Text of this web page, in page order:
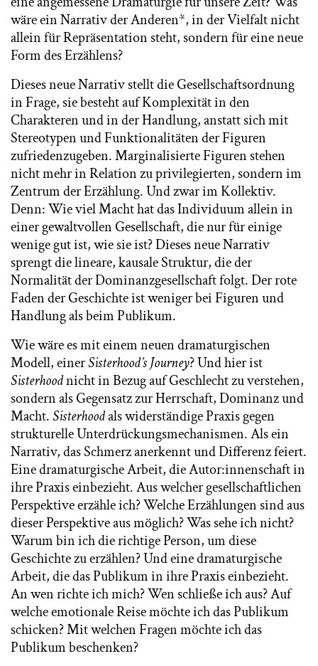
wäre ein Narrativ der Anderen*, in der Vielfalt nicht
allein für Repräsentation steht, sondern für eine neue
Form des Erzählens?
Dieses neue Narrativ stellt die Gesellschaftsordnung
in Frage, sie besteht auf Komplexität in den
Charakteren und in der Handlung, anstatt sich mit
Stereotypen und Funktionalitäten der Figuren
zufriedenzugeben. Marginalisierte Figuren stehen
nicht mehr in Relation zu privilegierten, sondern im
Zentrum der Erzählung. Und zwar im Kollektiv.
Denn: Wie viel Macht hat das Individuum allein in
einer gewaltvollen Gesellschaft, die nur für einige
wenige gut ist, wie sie ist? Dieses neue Narrativ
sprengt die lineare, kausale Struktur, die der
Normalität der Dominanzgesellschaft folgt. Der rote
Faden der Geschichte ist weniger bei Figuren und
Handlung als beim Publikum.
Wie wäre es mit einem neuen dramaturgischen
Modell, einerSisterhood’s Journey? Und hier ist
Sisterhoodnicht in Bezug auf Geschlecht zu verstehen,
sondern als Gegensatz zur Herrschaft, Dominanz und
Macht.Sisterhoodals widerständige Praxis gegen
strukturelle Unterdrückungsmechanismen. Als ein
Narrativ, das Schmerz anerkennt und Differenz feiert.
Eine dramaturgische Arbeit, die Autor:innenschaft in
ihre Praxis einbezieht. Aus welcher gesellschaftlichen
Perspektive erzähle ich? Welche Erzählungen sind aus
dieser Perspektive aus möglich? Was sehe ich nicht?
Warum bin ich die richtige Person, um diese
Geschichte zu erzählen? Und eine dramaturgische
Arbeit, die das Publikum in ihre Praxis einbezieht.
An wen richte ich mich? Wen schließe ich aus? Auf
welche emotionale Reise möchte ich das Publikum
schicken? Mit welchen Fragen möchte ich das
Publikum beschenken?